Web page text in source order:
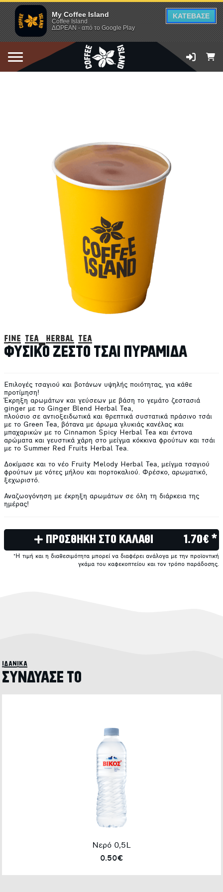
My Coffee Island
Coffee Island
ΔΩΡΕΑΝ - από το Google Play
ΚΑΤΕΒΑΣΕ
fine tea-herbal tea
ΦΥΣΙΚΟ ΖΕΣΤΟ ΤΣΑΙ ΠΥΡΑΜΙΔΑ
Επιλογές τσαγιού και βοτάνων υψηλής ποιότητας, για κάθε
προτίμηση!
Έκρηξη αρωμάτων και γεύσεων με βάση το γεμάτο ζεστασιά
ginger με το Ginger Blend Herbal Tea,
πλούσιο σε αντιοξειδωτικά και θρεπτικά συστατικά πράσινο τσάι
με το Green Tea, βότανα με άρωμα γλυκιάς κανέλας και
μπαχαρικών με το Cinnamon Spicy Herbal Tea και έντονα
αρώματα και γευστικά χάρη στο μείγμα κόκκινα φρούτων και τσάι
με το Summer Red Fruits Herbal Tea.
Δοκίμασε και το νέο Fruity Melody Herbal Tea, μείγμα τσαγιού
φρούτων με νότες μήλου και πορτοκαλιού. Φρέσκο, αρωματικό,
ξεχωριστό.
Αναζωογόνηση με έκρηξη αρωμάτων σε όλη τη διάρκεια της
ημέρας!
ΠΡΟΣΘΗΚΗ ΣΤΟ ΚΑΛΑΘΙ 1.70€ *
*Η τιμή και η διαθεσιμότητα μπορεί να διαφέρει ανάλογα με την προϊοντική
γκάμα του καφεκοπτείου και τον τρόπο παράδοσης.
ιδανικά
ΣΥΝΔΥΑΣΕ ΤΟ
Νερό 0,5L
0.50€